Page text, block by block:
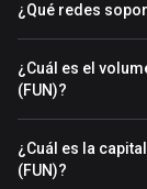
¿Qué redes
¿Cuál es el
(FUN)?
¿Cuál es la
(FUN)?